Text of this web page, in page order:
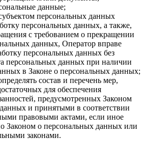
данные;
персональных данных
персональных данных, а также,
с требованием о прекращении
данных, Оператор вправе
персональных данных без
персональных данных при наличии
в Законе о персональных данных;
состав и перечень мер,
для обеспечения
предусмотренных Законом
и принятыми в соответствии
правовыми актами, если иное
Законом о персональных данных или
законами.